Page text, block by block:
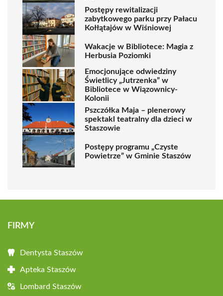
Postępy rewitalizacji
zabytkowego parku przy Pałacu
Kołłątajów w Wiśniowej
Wakacje w Bibliotece: Magia z
Herbusia Poziomki
Emocjonujące odwiedziny
Świetlicy „Jutrzenka” w
Bibliotece w Wiązownicy-
Kolonii
Pszczółka Maja – plenerowy
spektakl teatralny dla dzieci w
Staszowie
Postępy programu „Czyste
Powietrze” w Gminie Staszów
FIRMY
Dentysta Staszów
Apteka Staszów
Lombard Staszów